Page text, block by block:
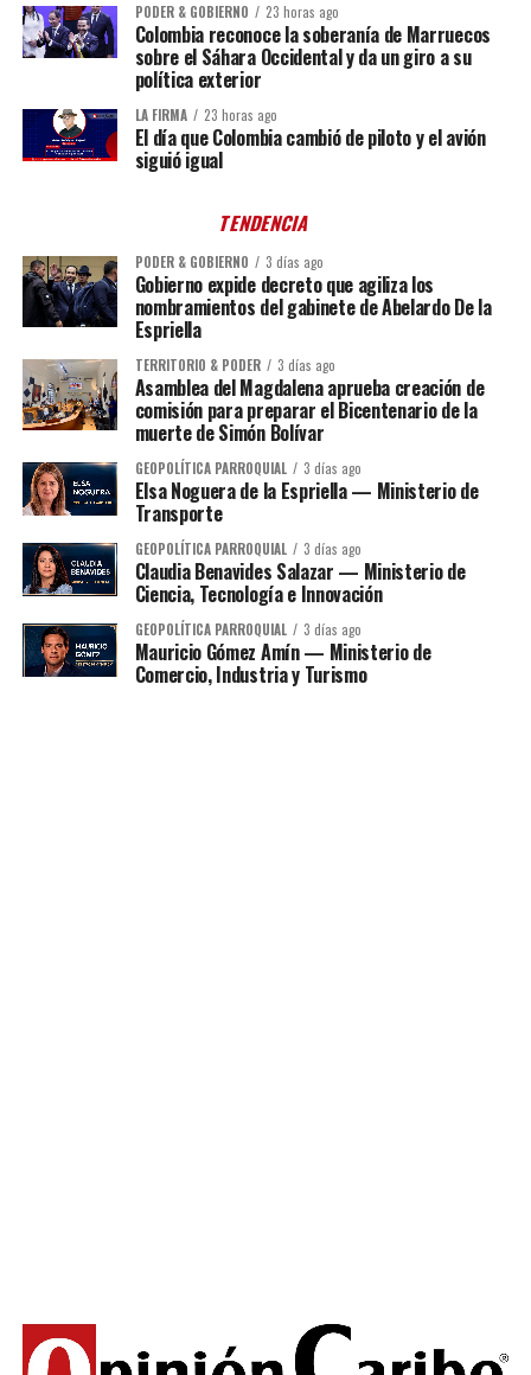
PODER & GOBIERNO 23 horas ago
Colombia reconoce la soberanía de Marruecos
sobre el Sáhara Occidental y da un giro a su
política exterior
LA FIRMA 23 horas ago
El día que Colombia cambió de piloto y el avión
siguió igual
TENDENCIA
PODER & GOBIERNO 3 días ago
Gobierno expide decreto que agiliza los
nombramientos del gabinete de Abelardo De la
Espriella
TERRITORIO & PODER 3 días ago
Asamblea del Magdalena aprueba creación de
comisión para preparar el Bicentenario de la
muerte de Simón Bolívar
GEOPOLÍTICA PARROQUIAL 3 días ago
Elsa Noguera de la Espriella — Ministerio de
Transporte
GEOPOLÍTICA PARROQUIAL 3 días ago
Claudia Benavides Salazar — Ministerio de
Ciencia, Tecnología e Innovación
GEOPOLÍTICA PARROQUIAL 3 días ago
Mauricio Gómez Amín — Ministerio de
Comercio, Industria y Turismo